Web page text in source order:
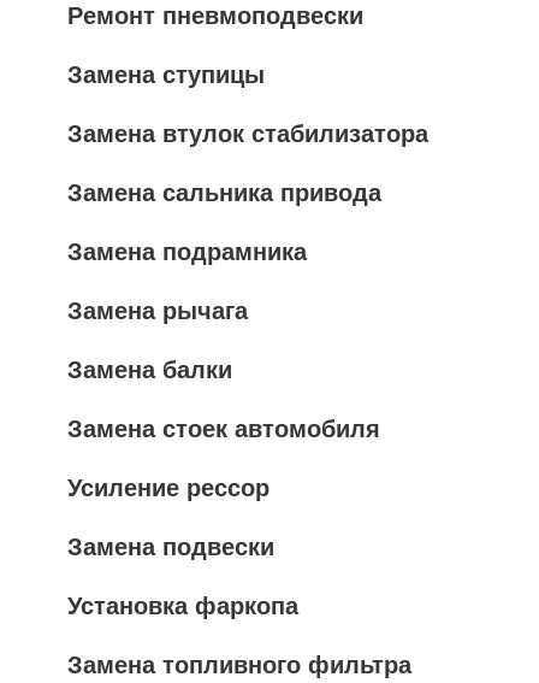
Ремонт пневмоподвески
Замена ступицы
Замена втулок стабилизатора
Замена сальника привода
Замена подрамника
Замена рычага
Замена балки
Замена стоек автомобиля
Усиление рессор
Замена подвески
Установка фаркопа
Замена топливного фильтра